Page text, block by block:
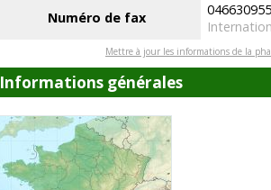
Numéro de fax
Mettre à jour les informations de la
Informations générales